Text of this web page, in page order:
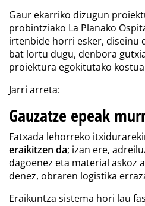
Gaur ekarriko dizugun
probintziako La Planako
irtenbide horri esker, diseinu
bat lortu dugu, denbora
proiektura egokitutako
Jarri arreta:
Gauzatze epeak
Fatxada lehorreko
eraikitzen da; izan ere,
dagoenez eta material askoz
denez, obraren logistika
Eraikuntza sistema hori lau